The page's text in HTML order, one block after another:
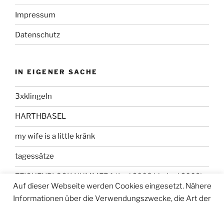
Impressum
Datenschutz
IN EIGENER SACHE
3xklingeln
HARTHBASEL
my wife is a little kränk
tagessätze
ZEICHENBLOCK NUMMER 1 (Juni 2008 bis Juni 2009)
Auf dieser Webseite werden Cookies eingesetzt. Nähere
Informationen über die Verwendungszwecke, die Art der